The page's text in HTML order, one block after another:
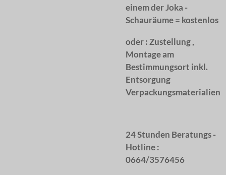
einem der Joka -
Schauräume = kostenlos
oder :Zustellung ,
Montage am
Bestimmungsort inkl.
Entsorgung
Verpackungsmaterialien
24 Stunden Beratungs -
Hotline :
0664/3576456